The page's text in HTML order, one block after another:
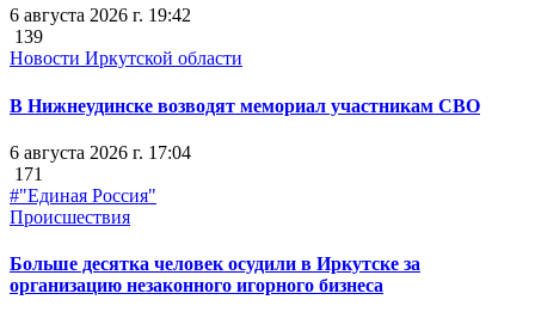
6 августа 2026 г. 19:42
139
Новости Иркутской области
В Нижнеудинске возводят мемориал участникам СВО
6 августа 2026 г. 17:04
171
#"Единая Россия"
Происшествия
Больше десятка человек осудили в Иркутске за
организацию незаконного игорного бизнеса